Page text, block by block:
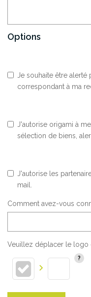
Options
Je souhaite être alerté
correspondant à ma
J'autorise origami à
sélection de biens,
J'autorise les
mail.
Comment avez-vous
Veuillez déplacer le logo